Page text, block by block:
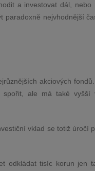
a investovat dál, nebo
paradoxně nejvhodnější
akciových
ale má také vyšší
vklad se totiž úročí
odkládat tisíc korun jen